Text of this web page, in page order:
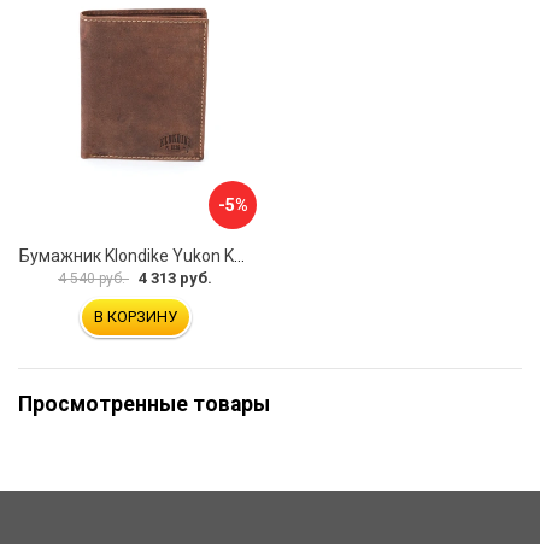
-5%
4 540 руб. 4 313 руб.
В КОРЗИНУ
Просмотренные товары